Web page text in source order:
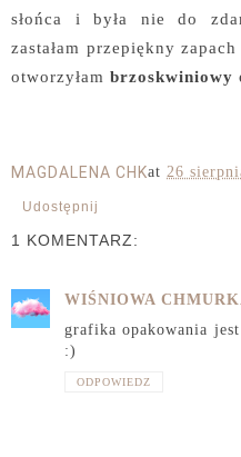
słońca i była nie do
zastałam przepiękny
otworzyłam brzoskwiniowy
MAGDALENA CHKat 26
Udostępnij
1 KOMENTARZ:
WIŚNIOWA
grafika opakowania
:)
ODPOWIEDZ